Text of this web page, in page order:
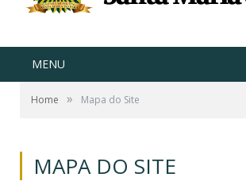
MENU
Home » Mapa do Site
MAPA DO SITE